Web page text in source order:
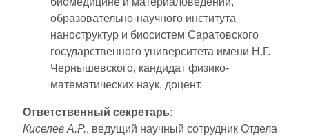
образовательно-научного института
наноструктур и биосистем Саратовского
государственного университета имени Н.Г.
Чернышевского, кандидат физико-
математических наук, доцент.
Ответственный секретарь:
Киселев А.Р., ведущий научный сотрудник Отдела